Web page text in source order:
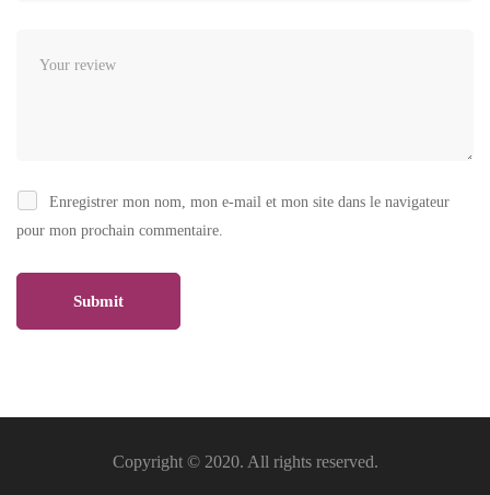
Enregistrer mon nom, mon e-mail et mon site dans le navigateur
pour mon prochain commentaire.
Copyright © 2020. All rights reserved.